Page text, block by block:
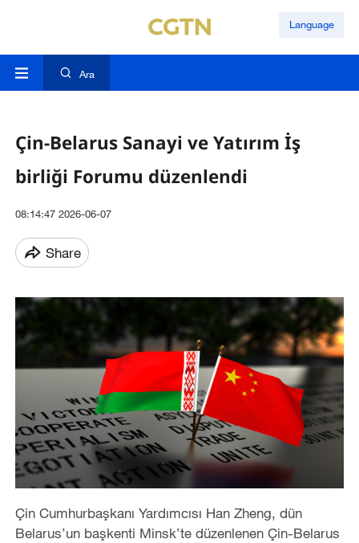
Language
Ara
Çin-Belarus Sanayi ve Yatırım İş
birliği Forumu düzenlendi
08:14:47 2026-06-07
Share
Çin Cumhurbaşkanı Yardımcısı Han Zheng, dün
Belarus’un başkenti Minsk’te düzenlenen Çin-Belarus